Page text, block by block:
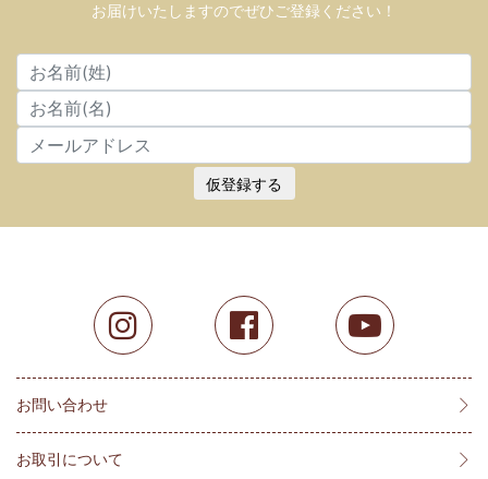
お届けいたしますのでぜひご登録ください！
仮登録する
お問い合わせ
お取引について